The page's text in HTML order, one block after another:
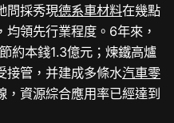
問採秀現德系車材料在幾點
領先行業程度。6年來，
約本錢1.3億元；煉鐵高爐
接管，并建成多條水汽車零
，資源綜合應用率已經達到